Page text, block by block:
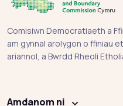
Comisiwn Democratiaeth a
am gynnal arolygon o ffiniau
ariannol, a Bwrdd Rheoli
Amdanom ni